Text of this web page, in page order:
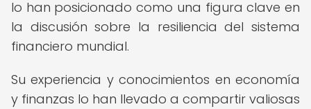
lo han posicionado como una figura clave en
la discusión sobre la resiliencia del sistema
financiero mundial.
Su experiencia y conocimientos en economía
y finanzas lo han llevado a compartir valiosas